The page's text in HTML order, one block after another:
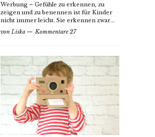
Werbung – Gefühle zu erkennen, zu
zeigen und zu benennen ist für Kinder
nicht immer leicht. Sie erkennen zwar...
von Liska Kommentare 27